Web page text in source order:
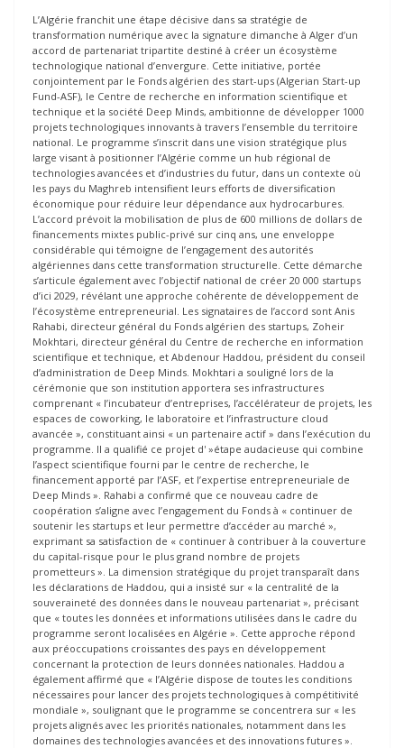
L’Algérie franchit une étape décisive dans sa stratégie de
transformation numérique avec la signature dimanche à Alger d’un
accord de partenariat tripartite destiné à créer un écosystème
technologique national d’envergure. Cette initiative, portée
conjointement par le Fonds algérien des start-ups (Algerian Start-up
Fund-ASF), le Centre de recherche en information scientifique et
technique et la société Deep Minds, ambitionne de développer 1000
projets technologiques innovants à travers l’ensemble du territoire
national. Le programme s’inscrit dans une vision stratégique plus
large visant à positionner l’Algérie comme un hub régional de
technologies avancées et d’industries du futur, dans un contexte où
les pays du Maghreb intensifient leurs efforts de diversification
économique pour réduire leur dépendance aux hydrocarbures.
L’accord prévoit la mobilisation de plus de 600 millions de dollars de
financements mixtes public-privé sur cinq ans, une enveloppe
considérable qui témoigne de l’engagement des autorités
algériennes dans cette transformation structurelle. Cette démarche
s’articule également avec l’objectif national de créer 20 000 startups
d’ici 2029, révélant une approche cohérente de développement de
l’écosystème entrepreneurial. Les signataires de l’accord sont Anis
Rahabi, directeur général du Fonds algérien des startups, Zoheir
Mokhtari, directeur général du Centre de recherche en information
scientifique et technique, et Abdenour Haddou, président du conseil
d’administration de Deep Minds. Mokhtari a souligné lors de la
cérémonie que son institution apportera ses infrastructures
comprenant « l’incubateur d’entreprises, l’accélérateur de projets, les
espaces de coworking, le laboratoire et l’infrastructure cloud
avancée », constituant ainsi « un partenaire actif » dans l’exécution du
programme. Il a qualifié ce projet d' »étape audacieuse qui combine
l’aspect scientifique fourni par le centre de recherche, le
financement apporté par l’ASF, et l’expertise entrepreneuriale de
Deep Minds ». Rahabi a confirmé que ce nouveau cadre de
coopération s’aligne avec l’engagement du Fonds à « continuer de
soutenir les startups et leur permettre d’accéder au marché »,
exprimant sa satisfaction de « continuer à contribuer à la couverture
du capital-risque pour le plus grand nombre de projets
prometteurs ». La dimension stratégique du projet transparaît dans
les déclarations de Haddou, qui a insisté sur « la centralité de la
souveraineté des données dans le nouveau partenariat », précisant
que « toutes les données et informations utilisées dans le cadre du
programme seront localisées en Algérie ». Cette approche répond
aux préoccupations croissantes des pays en développement
concernant la protection de leurs données nationales. Haddou a
également affirmé que « l’Algérie dispose de toutes les conditions
nécessaires pour lancer des projets technologiques à compétitivité
mondiale », soulignant que le programme se concentrera sur « les
projets alignés avec les priorités nationales, notamment dans les
domaines des technologies avancées et des innovations futures ».